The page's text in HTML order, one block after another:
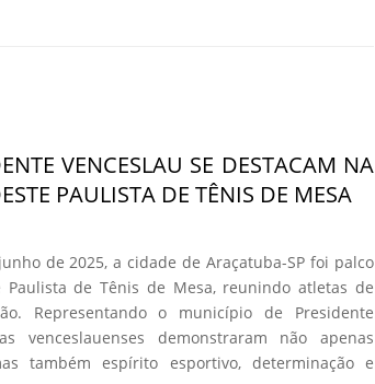
VENCESLAU SE DESTACAM NA
PAULISTA DE TÊNIS DE MESA
de 2025, a cidade de Araçatuba-SP foi palco
Paulista de Tênis de Mesa, reunindo atletas de
Representando o município de Presidente
venceslauenses demonstraram não apenas
também espírito esportivo, determinação e